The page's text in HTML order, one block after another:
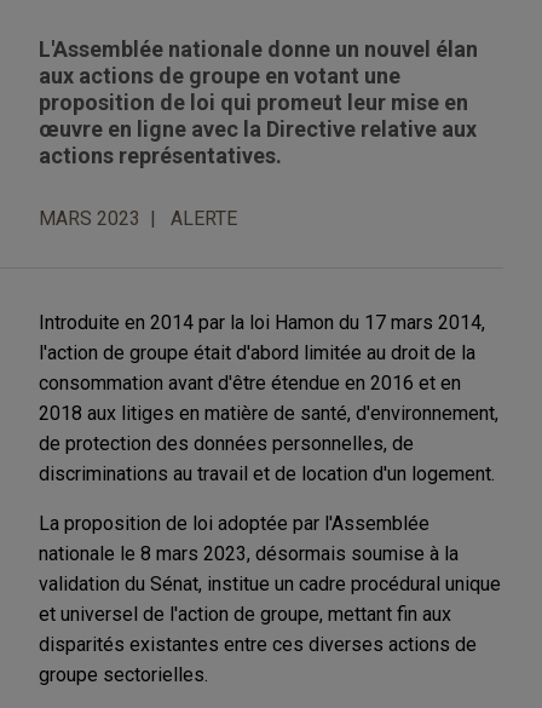
L'Assemblée nationale donne un nouvel élan
aux actions de groupe en votant une
proposition de loi qui promeut leur mise en
œuvre en ligne avec la Directive relative aux
actions représentatives.
MARS 2023 ALERTE
Introduite en 2014 par la loi Hamon du 17 mars 2014,
l'action de groupe était d'abord limitée au droit de la
consommation avant d'être étendue en 2016 et en
2018 aux litiges en matière de santé, d'environnement,
de protection des données personnelles, de
discriminations au travail et de location d'un logement.
La proposition de loi adoptée par l'Assemblée
nationale le 8 mars 2023, désormais soumise à la
validation du Sénat, institue un cadre procédural unique
et universel de l'action de groupe, mettant fin aux
disparités existantes entre ces diverses actions de
groupe sectorielles.